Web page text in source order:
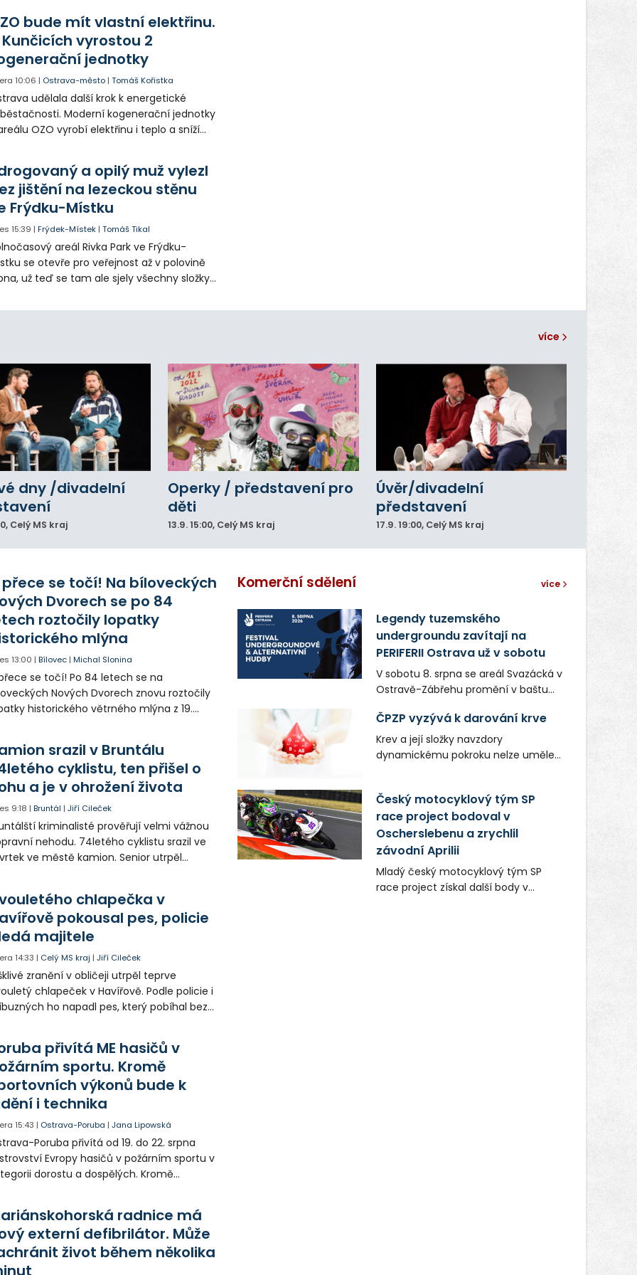
bude mít vlastní elektřinu.
Kunčicích vyrostou 2
jednotky
10:06 | Ostrava-město |Tomáš Kořistka
udělala další krok k energetické
Moderní kogenerační jednotky
OZO vyrobí elektřinu i teplo a sníží
a opilý muž vylezl
jištění na lezeckou stěnu
Frýdku-Místku
15:39 |Frýdek-Místek |Tomáš Tikal
areál Rivka Park ve Frýdku-
se otevře pro veřejnost až v polovině
už teď se tam ale sjely všechny složky
opilého muže pod vlivem drog do
více
dny /divadelní
, Celý MS kraj
Operky / představení pro
děti
13.9.15:00, Celý MS kraj
Úvěr/divadelní
představení
17.9. 19:00, Celý MS kraj
přece se točí! Na bíloveckých
Dvorech se po 84
roztočily lopatky
mlýna
13:00 |Bílovec |Michal Slonina
se točí! Po 84 letech se na
Nových Dvorech znovu roztočily
historického větrného mlýna z 19.
srazil v Bruntálu
cyklistu, ten přišel o
a je v ohrožení života
9:18 |Bruntál |Jiří Cileček
kriminalisté prověřují velmi vážnou
nehodu. 74letého cyklistu srazil ve
ve městě kamion. Senior utrpěl
případné svědky.chlapečka v
pokousal pes, policie
majitele
14:33 | Celý MS kraj |Jiří Cileček
zranění v obličeji utrpěl teprve
chlapeček v Havířově. Podle policie i
ho napadl pes, který pobíhal bez
Případem už se zabývá policie, která
psa hledá.
přivítá ME hasičů v
sportu. Kromě
výkonů bude k
i technika
15:43 | Ostrava-Poruba |Jana Lipowská
Poruba přivítá od 19. do 22. srpna
Evropy hasičů v požárním sportu v
dorostu a dospělých. Kromě
radnice má
externí defibrilátor. Může
život během několika
Komerční sdělení více
Legendy tuzemského
undergroundu zavítají na
PERIFERII Ostrava už v sobotu
V sobotu 8. srpna se areál Svazácká v
Ostravě-Zábřehu promění v baštu
hudby. Uskuteční se zde totiž první
ročník festivalu PERIFERIE Ostrava.
Brány areálu se otevřou půlhodinu po
Vstupenky v ceně 450 Kč jsou v
prodeji.
ČPZP vyzývá k darování krve
Krev a její složky navzdory
dynamickému pokroku nelze uměle
nenahraditelnou tělní tekutinu
neobejde. Naléhavá potřeba doplnit
krevní zásoby nastává vždy v létě,
kdy stoupá počet úrazů. Česká
průmyslová zdravotní pojišťovna
(ČPZP) apeluje na všechny, kteří se
těší dobrému zdraví, aby se stali
Český motocyklový tým SP
race project bodoval v
Oscherslebenu a zrychlil
závodní Aprilii
Mladý český motocyklový tým SP
race project získal další body v